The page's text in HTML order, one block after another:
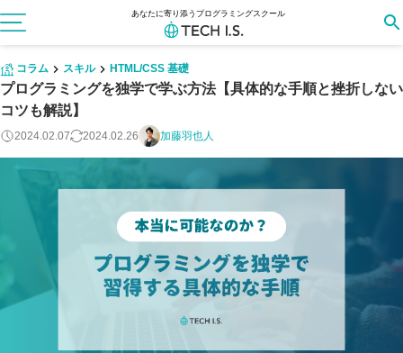
あなたに寄り添うプログラミングスクール
コラム スキル HTML/CSS 基礎
プログラミングを独学で学ぶ方法【具体的な手順と挫折しない
コツも解説】
2024.02.07 2024.02.26 加藤羽也人